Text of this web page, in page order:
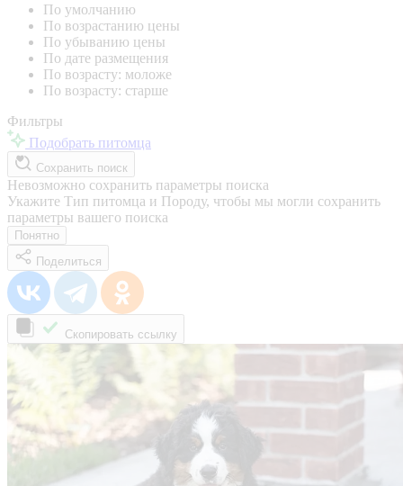
По умолчанию
По возрастанию цены
По убыванию цены
По дате размещения
По возрасту: моложе
По возрасту: старше
Фильтры
Подобрать питомца
Сохранить поиск
Невозможно сохранить параметры поиска
Укажите Тип питомца и Породу, чтобы мы могли сохранить
параметры вашего поиска
Понятно
Поделиться
Скопировать ссылку